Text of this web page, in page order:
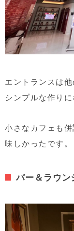
エントランスは
シンプルな作りに
小さなカフェも
味しかったです。
バー＆ラウン